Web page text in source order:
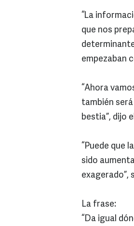
“La
que nos
empezaban
“Ahora
también
bestia”, dijo
“Puede que
sido
exagerado”,
La frase:
“Da igual